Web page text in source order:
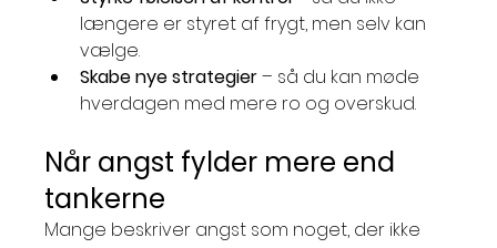
længere er styret af frygt, men selv kan
vælge.
Skabe nye strategier – så du kan møde
hverdagen med mere ro og overskud.
Når angst fylder mere end
tankerne
Mange beskriver angst som noget, der ikke